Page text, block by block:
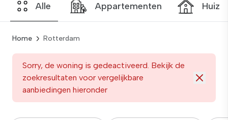
Alle Appartementen
Home Rotterdam
Sorry, de woning is gedeactiveerd. Bekijk de
zoekresultaten voor vergelijkbare
aanbiedingen hieronder